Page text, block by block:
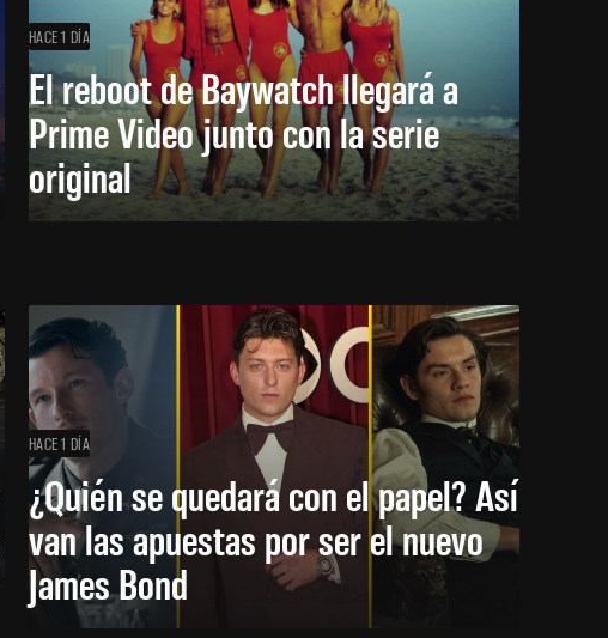
HACE 1 DÍA
El reboot de Baywatch llegará a
Prime Video junto con la serie
original
HACE 1 DÍA
¿Quién se quedará con el papel? Así
van las apuestas por ser el nuevo
James Bond